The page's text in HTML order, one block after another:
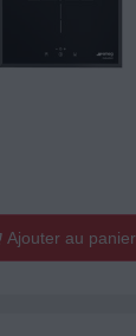
Ajouter au panier